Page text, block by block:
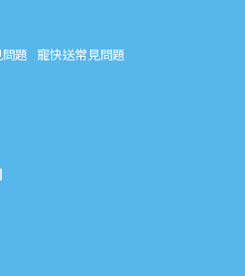
題 寵快送常見問題